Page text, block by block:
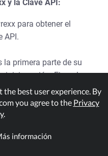
y la Clave API:
para obtener el
API.
la primera parte de su
inicie sesión. Ejemplo:
zappter
es su
Payrexx Dashboard > API
'Active Integration,'
the best user experience. By
you agree to the Privacy
.
información